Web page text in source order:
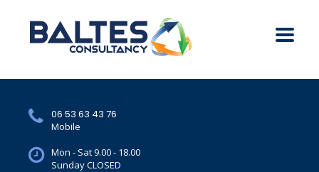
06 53 63 43 76
Mobile
Mon - Sat 9.00 - 18.00
Sunday CLOSED